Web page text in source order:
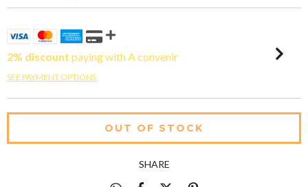
2% discount paying with A convenir
SEE PAYMENT OPTIONS
SHARE